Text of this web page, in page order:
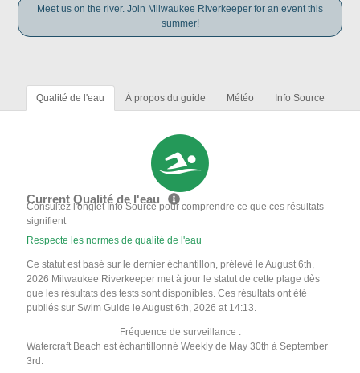
Meet us on the river. Join Milwaukee Riverkeeper for an event this
summer!
Qualité de l'eau À propos du guide Météo Info Source
Current Qualité de l'eau
Consultez l'onglet Info Source pour comprendre ce que ces résultats
signifient
Respecte les normes de qualité de l'eau
Ce statut est basé sur le dernier échantillon, prélevé le August 6th,
2026 Milwaukee Riverkeeper met à jour le statut de cette plage dès
que les résultats des tests sont disponibles. Ces résultats ont été
publiés sur Swim Guide le August 6th, 2026 at 14:13.
Fréquence de surveillance :
Watercraft Beach est échantillonné Weekly de May 30th à September
3rd.